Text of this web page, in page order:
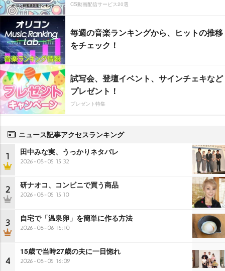
CS動画配信サービス20選
毎週の音楽ランキングから、ヒットの推移
をチェック！
試写会、登壇イベント、サインチェキなど
プレゼント！
プレゼント特集
ニュース記事アクセスランキング
1 田中みな実、うっかりネタバレ
2026-08-05 15:32
2 研ナオコ、コンビニで買う商品
2026-08-05 15:10
3 自宅で「温泉卵」を簡単に作る方法
2026-08-06 15:10
4
15歳で当時27歳の夫に一目惚れ
2026-08-05 16:09